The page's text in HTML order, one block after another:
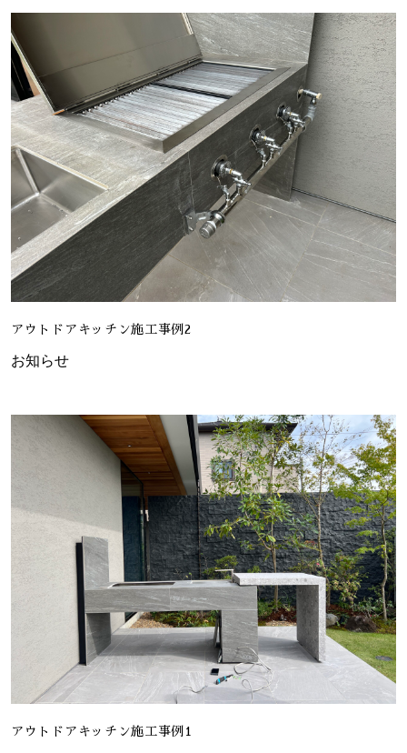
アウトドアキッチン施工事例2
お知らせ
アウトドアキッチン施工事例1